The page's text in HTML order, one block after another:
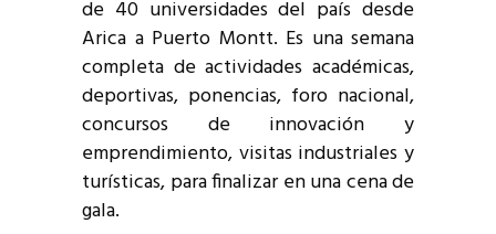
de 40 universidades del país desde
Arica a Puerto Montt. Es una semana
completa de actividades académicas,
deportivas, ponencias, foro nacional,
concursos de innovación y
emprendimiento, visitas industriales y
turísticas, para finalizar en una cena de
gala.